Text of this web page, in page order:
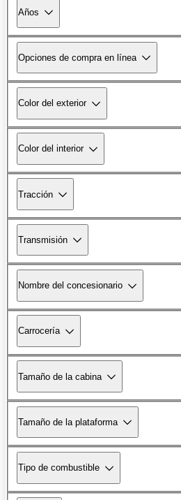
Años
Opciones de compra en línea
Color del exterior
Color del interior
Tracción
Transmisión
Nombre del concesionario
Carrocería
Tamaño de la cabina
Tamaño de la plataforma
Tipo de combustible